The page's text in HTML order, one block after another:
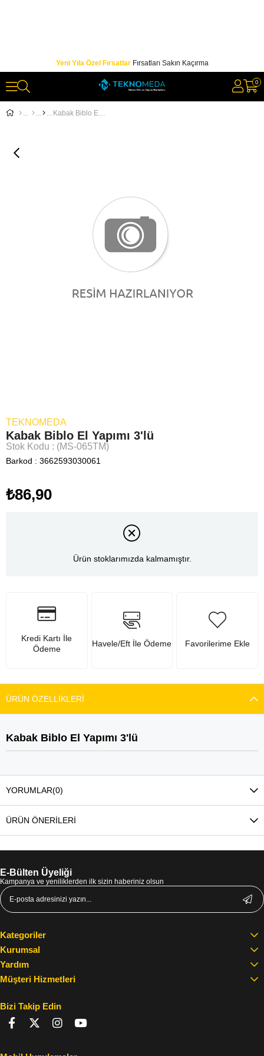
Yeni Yıla Özel FırsatlarFırsatları Sakın Kaçırma
0
Kabak Biblo El Yapımı 3'lü
TEKNOMEDA
Kabak Biblo El Yapımı 3'lü
Stok Kodu (MS-065TM)
Barkod : 3662593030061
₺86,90
Ürün stoklarımızda kalmamıştır.
Kredi Kartı İle
Ödeme
Havele/Eft İle Ödeme Favorilerime Ekle
ÜRÜN ÖZELLIKLERI
Kabak Biblo El Yapımı 3'lü
YORUMLAR(0)
ÜRÜN ÖNERILERI
E-Bülten Üyeliği
Kampanya ve yeniliklerden ilk sizin haberiniz olsun
Kategoriler
Kurumsal
Yardım
Müşteri Hizmetleri
Bizi Takip Edin